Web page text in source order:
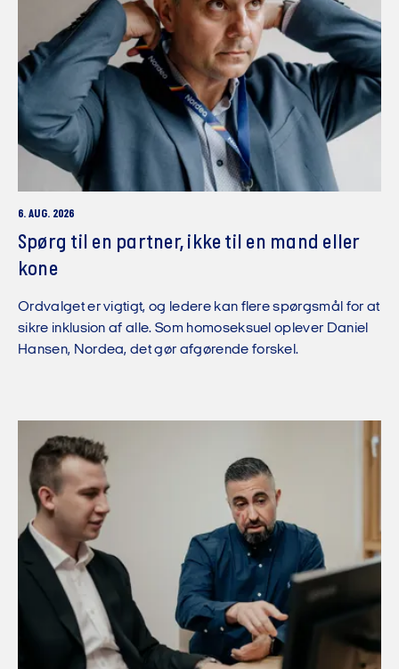
6. AUG. 2026
Spørg til en partner, ikke til en mand eller
kone
Ordvalget er vigtigt, og ledere kan flere spørgsmål for at
sikre inklusion af alle. Som homoseksuel oplever Daniel
Hansen, Nordea, det gør afgørende forskel.